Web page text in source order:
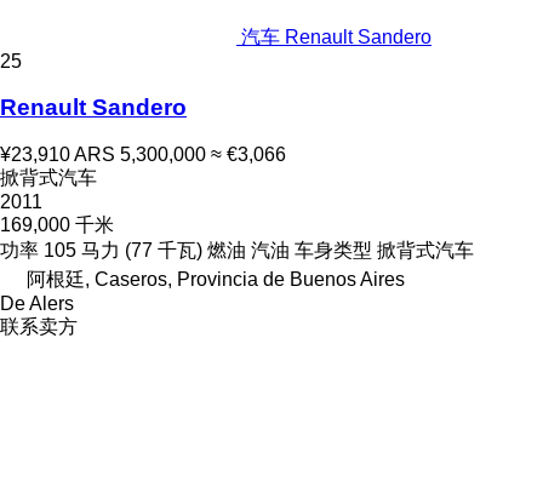
汽车 Renault Sandero
25
Renault Sandero
¥23,910ARS 5,300,000 ≈ €3,066
掀背式汽车
2011
169,000 千米
功率 105 马力 (77 千瓦) 燃油 汽油 车身类型 掀背式汽车
阿根廷, Caseros, Provincia de Buenos Aires
De Alers
联系卖方